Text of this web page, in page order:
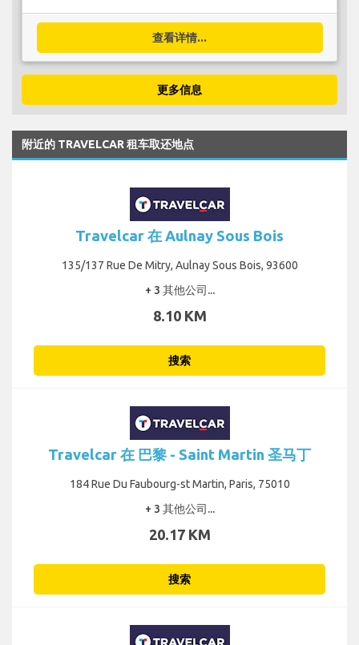
查看详情...
更多信息
附近的 TRAVELCAR 租车取还地点
Travelcar 在 Aulnay Sous Bois
135/137 Rue De Mitry, Aulnay Sous Bois, 93600
+ 3 其他公司...
8.10 KM
搜索
Travelcar 在 巴黎 - Saint Martin 圣马丁
184 Rue Du Faubourg-st Martin, Paris, 75010
+ 3 其他公司...
20.17 KM
搜索